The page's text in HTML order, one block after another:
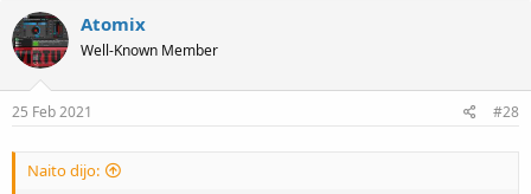
Atomix
Well-Known Member
25 Feb 2021 #28
Naito dijo: